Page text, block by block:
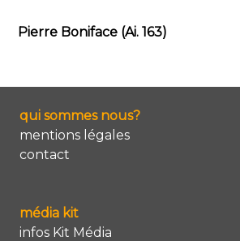
Pierre Boniface (Ai. 163)
qui sommes nous?
mentions légales
contact
média kit
infos Kit Média